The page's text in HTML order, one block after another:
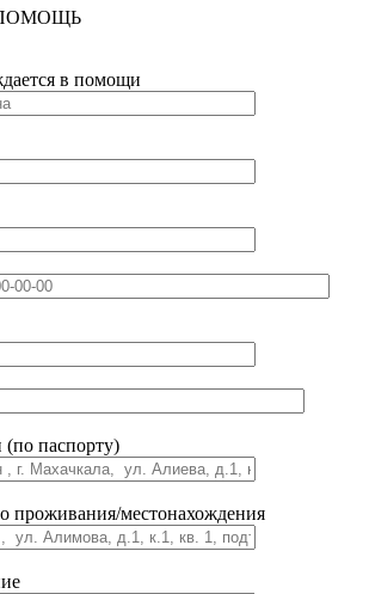
в помощи
(по паспорту)
проживания/местонахождения